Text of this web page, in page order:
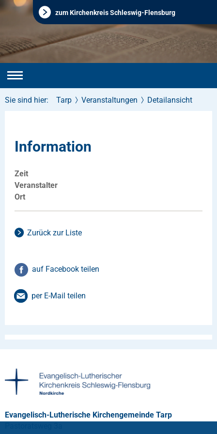
zum Kirchenkreis Schleswig-Flensburg
Sie sind hier: Tarp Veranstaltungen Detailansicht
Information
Zeit
Veranstalter
Ort
Zurück zur Liste
auf Facebook teilen
per E-Mail teilen
Evangelisch-Lutherische Kirchengemeinde Tarp